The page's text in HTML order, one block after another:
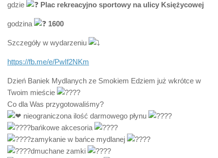
gdzie Plac rekreacyjno sportowy na ulicy Księżycowej
godzina 1600
Szczegóły w wydarzeniu
https://fb.me/e/PwIf2NKm
Dzień Baniek Mydlanych ze Smokiem Edziem już wkrótce w
Twoim mieście
Co dla Was przygotowaliśmy?
nieograniczona ilość darmowego płynu
bańkowe akcesoria
zamykanie w bańce mydlanej
dmuchane zamki